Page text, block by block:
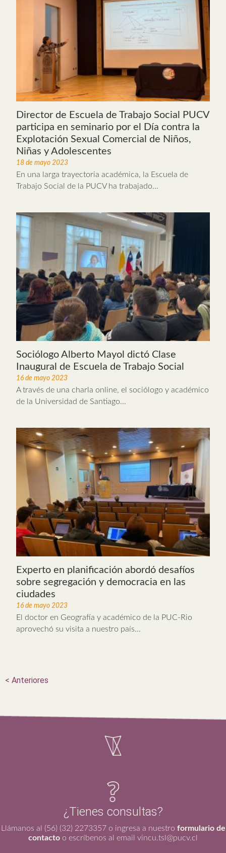
Director de Escuela de Trabajo Social PUCV
participa en seminario por el Día contra la
Explotación Sexual Comercial de Niños,
Niñas y Adolescentes
18 de mayo 2023
En una larga trayectoria académica, la Escuela de
Trabajo Social de la PUCV ha trabajado...
Sociólogo Alberto Mayol dictó Clase
Inaugural de Escuela de Trabajo Social
16 de mayo 2023
A través de una charla online, el sociólogo y académico
de la Universidad de Santiago...
Experto en planificación abordó desafíos
sobre segregación y democracia en las
ciudades
16 de mayo 2023
El doctor en Geografía y académico de la PUC-Rio
aprovechó su visita a nuestro país...
< Anteriores
¿Tienes consultas?
Llámanos al (56) (32) 2273357 o ingresa a nuestro formulario de
contacto o escríbenos al email vincu.tsl@pucv.cl